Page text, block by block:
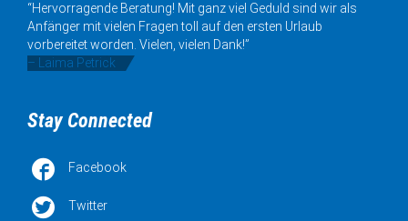
“Hervorragende Beratung! Mit ganz viel Geduld sind wir als
Anfänger mit vielen Fragen toll auf den ersten Urlaub
vorbereitet worden. Vielen, vielen Dank!”
– Laima Petrick
Stay Connected
 Facebook
 Twitter